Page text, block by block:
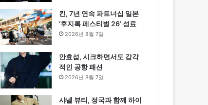
킨, 7년 연속 파트너십 일본
‘후지록 페스티벌 26’ 성료
2026년 8월 7일
안효섭, 시크하면서도 감각
적인 공항 패션
2026년 8월 7일
샤넬 뷰티, 정국과 함께 하이